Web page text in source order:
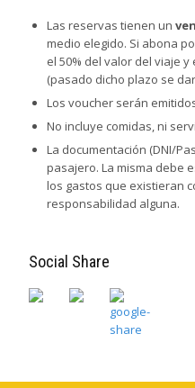
Las reservas tienen un
medio elegido. Si abona
el 50% del valor del viaje
(pasado dicho plazo se
Los voucher serán
No incluye comidas, ni
La documentación (DNI/
pasajero. La misma debe
los gastos que existieran
responsabilidad alguna.
Social Share